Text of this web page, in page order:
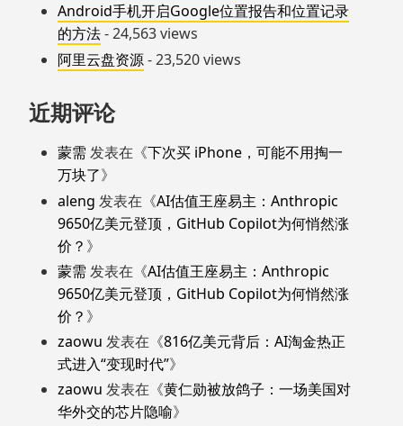
Android手机开启Google位置报告和位置记录
的方法- 24,563 views
阿里云盘资源- 23,520 views
近期评论
蒙需 发表在《下次买 iPhone，可能不用掏一
万块了》
aleng 发表在《AI估值王座易主：Anthropic
9650亿美元登顶，GitHub Copilot为何悄然涨
价？ 》
蒙需 发表在《AI估值王座易主：Anthropic
9650亿美元登顶，GitHub Copilot为何悄然涨
价？ 》
zaowu 发表在《816亿美元背后：AI淘金热正
式进入“变现时代”》
zaowu 发表在《黄仁勋被放鸽子：一场美国对
华外交的芯片隐喻》